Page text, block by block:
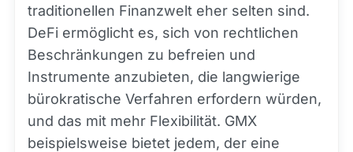
traditionellen Finanzwelt eher selten sind.
DeFi ermöglicht es, sich von rechtlichen
Beschränkungen zu befreien und
Instrumente anzubieten, die langwierige
bürokratische Verfahren erfordern würden,
und das mit mehr Flexibilität. GMX
beispielsweise bietet jedem, der eine